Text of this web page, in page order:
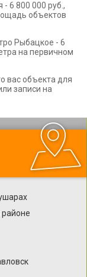
6 800 000 руб.,
объектов
Рыбацкое - 6
на первичном
вас объекта для
записи на